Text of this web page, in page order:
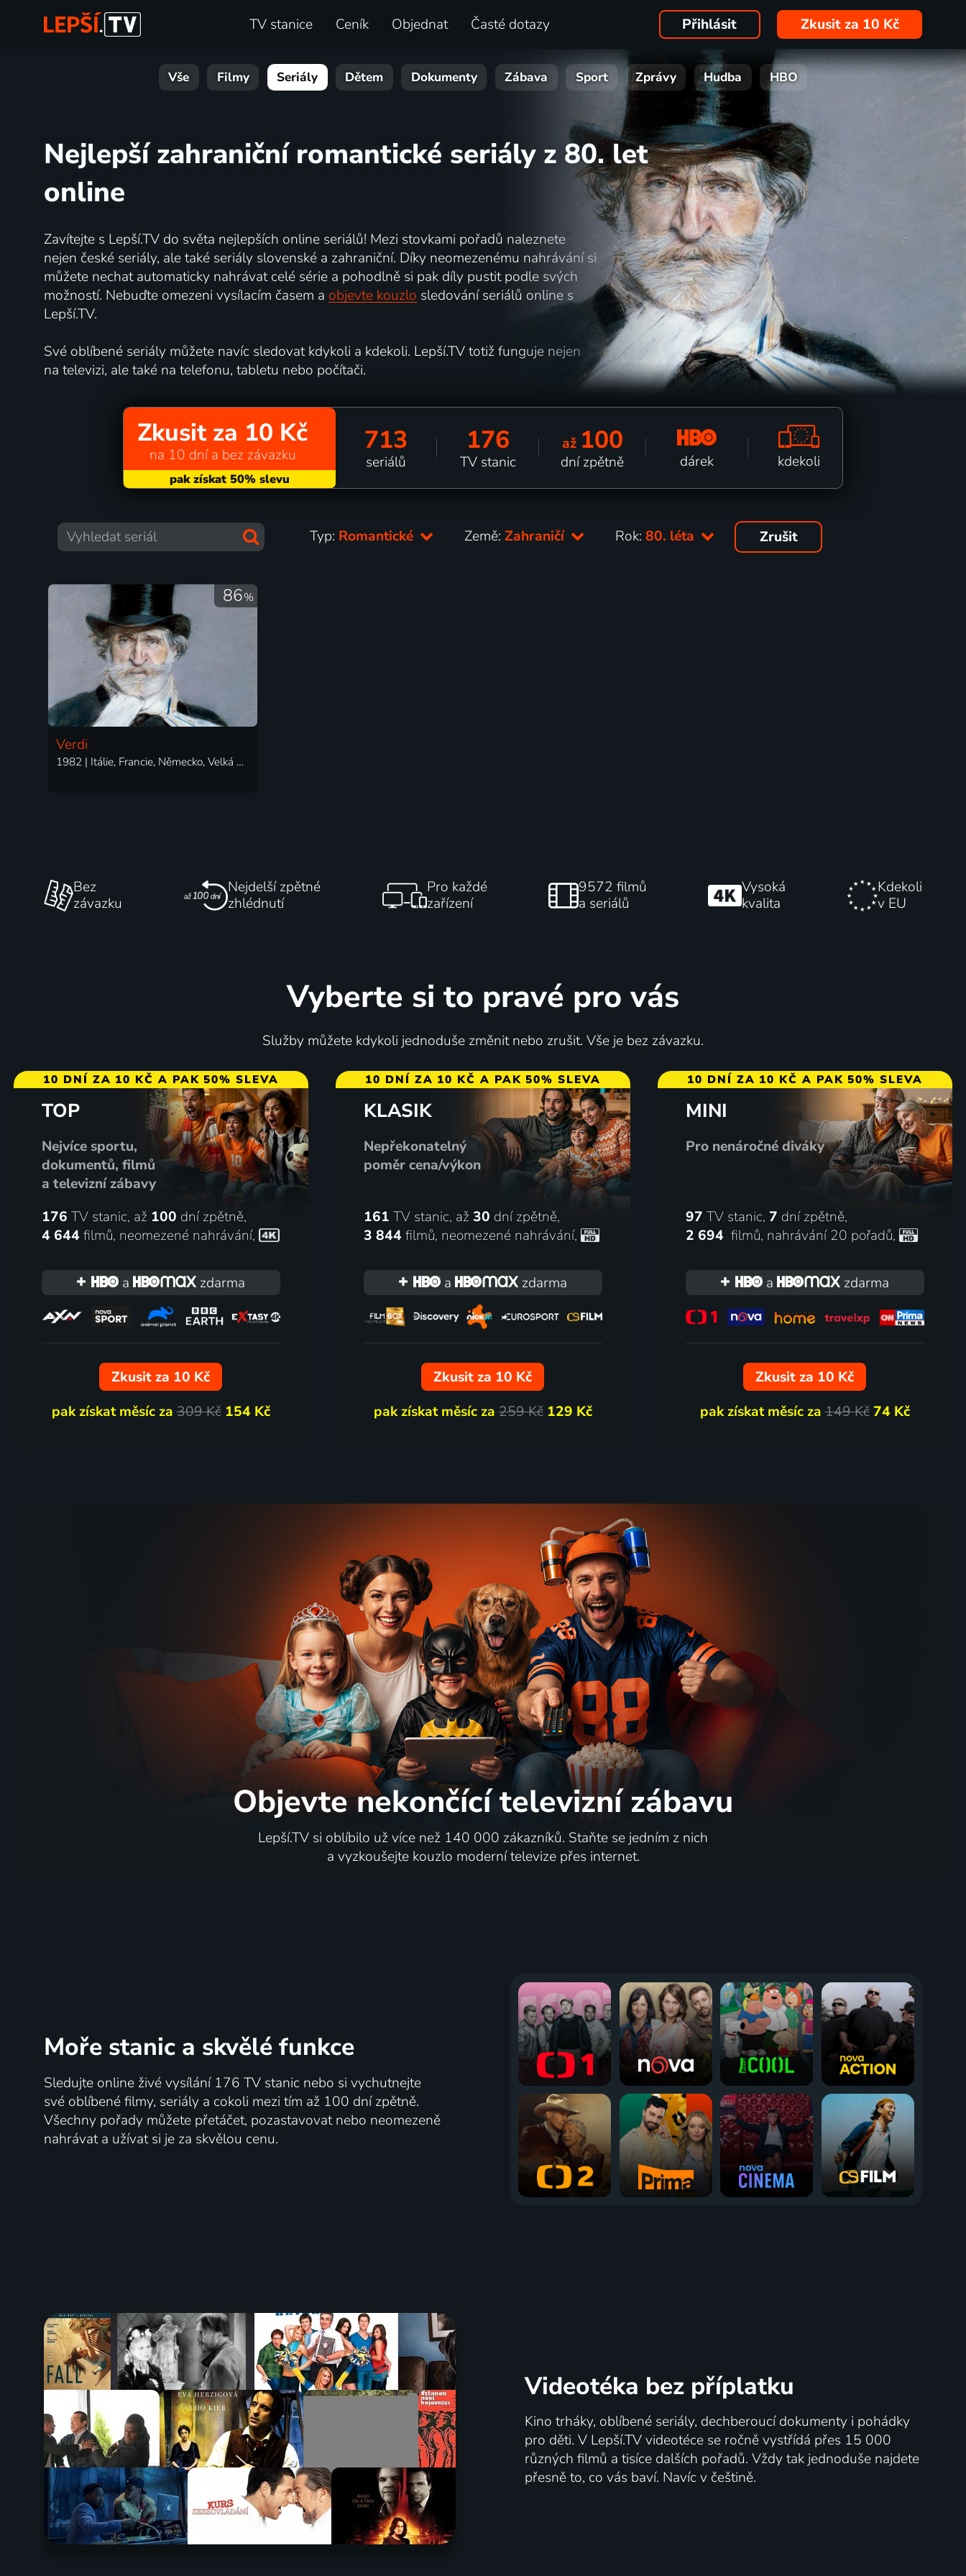
TV stanice Ceník Objednat Časté dotazy Přihlásit Zkusit za 10 Kč
Vše Filmy Seriály Dětem Dokumenty Zábava Sport Zprávy Hudba HBO
Nejlepší zahraniční romantické seriály z 80. let
online
Zavítejte s Lepší.TV do světa nejlepších online seriálů! Mezi stovkami pořadů naleznete
nejen české seriály, ale také seriály slovenské a zahraniční. Díky neomezenému nahrávání si
můžete nechat automaticky nahrávat celé série a pohodlně si pak díly pustit podle svých
možností. Nebuďte omezeni vysílacím časem a objevte kouzlo sledování seriálů online s
Lepší.TV.
Své oblíbené seriály můžete navíc sledovat kdykoli a kdekoli. Lepší.TV totiž funguje nejen
na televizi, ale také na telefonu, tabletu nebo počítači.
Zkusit za 10 Kč
na 10 dní a bez závazku 713
seriálů
176
TV stanic
až 100
dní zpětně dárek kdekoli
Typ: Romantické Země: Zahraničí Rok:80. léta Zrušit
86%
Verdi
1982 | Itálie, Francie, Německo, Velká Británie, Švédsko | Thriller, Drama, Romantický, Životopisný
Bez
závazku
Nejdelší zpětné
zhlédnutí
Pro každé
zařízení
9572 filmů
a seriálů
Vysoká
kvalita
Kdekoli
v EU
Vyberte si to pravé pro vás
Služby můžete kdykoli jednoduše změnit nebo zrušit. Vše je bez závazku.
10 DNÍ ZA 10 KČ A PAK 50% SLEVA
TOP
Nejvíce sportu,
dokumentů, filmů
a televizní zábavy
176 TV stanic, až 100 dní zpětně,
4 644 filmů, neomezené nahrávání,
a zdarma
Zkusit za 10 Kč
pak získat měsíc za309 Kč 154 Kč
10 DNÍ ZA 10 KČ A PAK 50% SLEVA
KLASIK
Nepřekonatelný
poměr cena/výkon
161 TV stanic, až 30 dní zpětně,
3 844 filmů, neomezené nahrávání,
a zdarma
Zkusit za 10 Kč
pak získat měsíc za259 Kč 129 Kč
10 DNÍ ZA 10 KČ A PAK 50% SLEVA
MINI
Pro nenáročné diváky
97 TV stanic, 7 dní zpětně,
2 694 filmů, nahrávání 20 pořadů,
a zdarma
Zkusit za 10 Kč
pak získat měsíc za149 Kč 74 Kč
Objevte nekončící televizní zábavu
Lepší.TV si oblíbilo už více než 140 000 zákazníků. Staňte se jedním z nich
a vyzkoušejte kouzlo moderní televize přes internet.
Moře stanic a skvělé funkce
Sledujte online živé vysílání 176 TV stanic nebo si vychutnejte
své oblíbené filmy, seriály a cokoli mezi tím až 100 dní zpětně.
Všechny pořady můžete přetáčet, pozastavovat nebo neomezeně
nahrávat a užívat si je za skvělou cenu.
Videotéka bez příplatku
Kino trháky, oblíbené seriály, dechberoucí dokumenty i pohádky
pro děti. V Lepší.TV videotéce se ročně vystřídá přes 15 000
různých filmů a tisíce dalších pořadů. Vždy tak jednoduše najdete
přesně to, co vás baví. Navíc v češtině.